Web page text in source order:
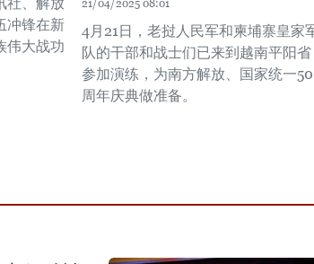
冲锋在新
伟大战功
21/04/2025 08:01
4月21日，老挝人民军和柬埔寨皇家
队的干部和战士们已来到越南平阳省
参加演练，为南方解放、国家统一50
周年庆典做准备。